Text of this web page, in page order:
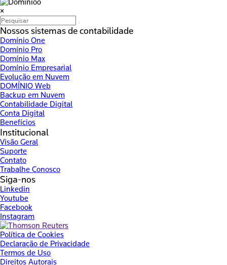
×
Nossos sistemas de contabilidade
Domínio One
Domínio Pro
Domínio Max
Domínio Empresarial
Evolução em Nuvem
DOMÍNIO Web
Backup em Nuvem
Contabilidade Digital
Conta Digital
Benefícios
Institucional
Visão Geral
Suporte
Contato
Trabalhe Conosco
Siga-nos
Linkedin
Youtube
Facebook
Instagram
Política de Cookies
Declaração de Privacidade
Termos de Uso
Direitos Autorais